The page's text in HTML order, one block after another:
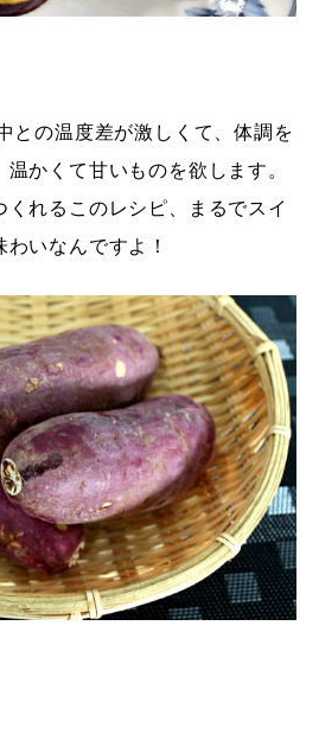
との温度差が激しくて、体調を
かくて甘いものを欲します。
くれるこのレシピ、まるでスイ
いなんですよ！